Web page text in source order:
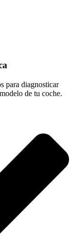
para diagnosticar
de tu coche.